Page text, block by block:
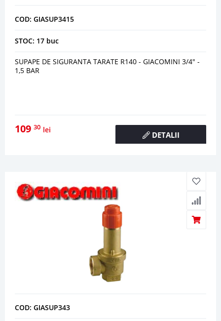
COD: GIASUP3415
STOC: 17 buc
SUPAPE DE SIGURANTA TARATE R140 - GIACOMINI 3/4" -
1,5 BAR
109 30 lei
DETALII
COD: GIASUP343